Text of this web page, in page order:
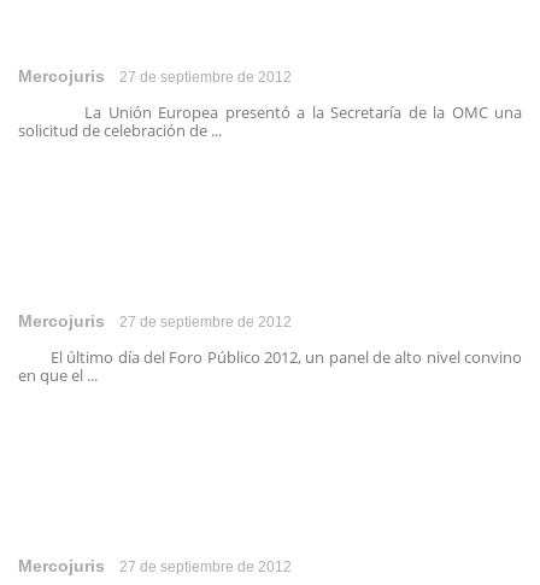
Mercojuris 27 de septiembre de 2012
La Unión Europea presentó a la Secretaría de la OMC una
solicitud de celebración de ...
Mercojuris 27 de septiembre de 2012
El último día del Foro Público 2012, un panel de alto nivel convino
en que el ...
Mercojuris 27 de septiembre de 2012